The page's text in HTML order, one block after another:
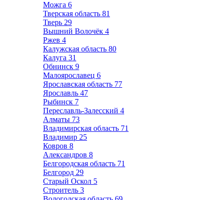
Можга 6
Тверская область 81
Тверь 29
Вышний Волочёк 4
Ржев 4
Калужская область 80
Калуга 31
Обнинск 9
Малоярославец 6
Ярославская область 77
Ярославль 47
Рыбинск 7
Переславль-Залесский 4
Алматы 73
Владимирская область 71
Владимир 25
Ковров 8
Александров 8
Белгородская область 71
Белгород 29
Старый Оскол 5
Строитель 3